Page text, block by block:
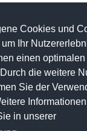
Cookies und
Ihr
einen optimalen
die weitere
Sie der
in unserer
ist ein
auf der Insel